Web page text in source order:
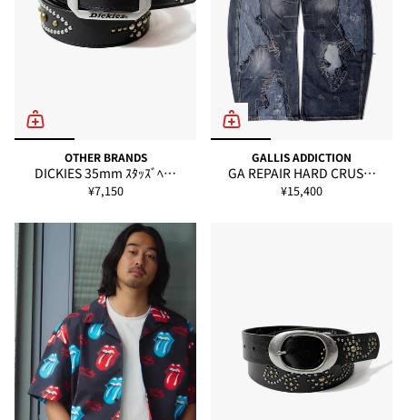
OTHER BRANDS
DICKIES 35mm ｽﾀｯｽﾞﾍ…
¥7,150
GALLIS ADDICTION
GA REPAIR HARD CRUS…
¥15,400